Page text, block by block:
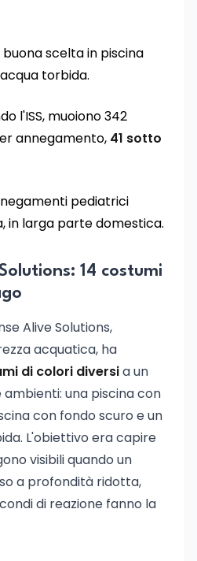
buona scelta in piscina
torbida.
l'ISS, muoiono 342
annegamento, 41 sotto
pediatrici
in larga parte domestica.
14 costumi
Alive Solutions,
acquatica, ha
di colori diversia un
una piscina con
con fondo scuro e un
L'obiettivo era capire
visibili quando un
a profondità ridotta,
di reazione fanno la